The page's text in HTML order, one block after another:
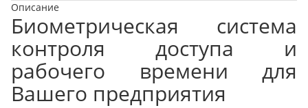
Описание
Биометрическая система
контроля доступа и
рабочего времени для
Вашего предприятия